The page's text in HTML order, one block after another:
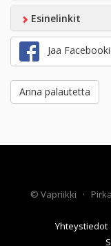
Esinelinkit
Jaa
Anna palautetta
© Vapriikki ·
Yhteystiedot